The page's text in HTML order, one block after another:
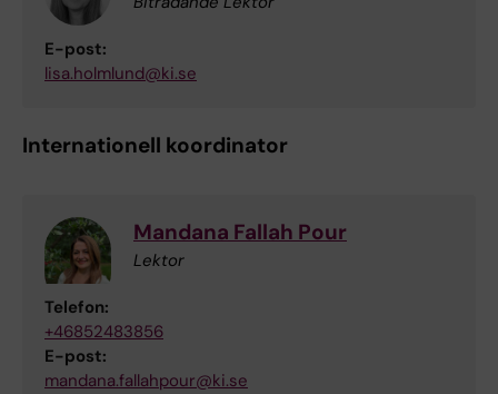
E-post:
lisa.holmlund@ki.se
Internationell koordinator
Mandana Fallah Pour
Lektor
Telefon:
+46852483856
E-post:
mandana.fallahpour@ki.se